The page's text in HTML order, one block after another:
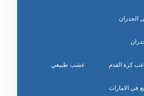
كرة القدم عشب طبيعي
في الامارات